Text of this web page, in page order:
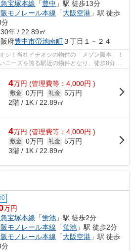
宝塚本線 「豊中 」駅 徒歩13分
モノレール本線 「大阪空港 」駅 徒歩
分
年 / 22.89㎡
府豊中市螢池南町３丁目１－２４
シ！当社イチオシの物件の「メゾン阪本」！
ニーズを誇る駅近の物件となり、徒歩8分に
ョンタイ...
4万円 (管理費等：4,000円 )
敷金 0万円 礼金 5万円
2階 / 1K / 22.89㎡
4万円 (管理費等：4,000円 )
敷金 0万円 礼金 5万円
3階 / 1K / 22.89㎡
0
万円
宝塚本線 「蛍池 」駅 徒歩2分
モノレール本線 「蛍池 」駅 徒歩2分
モノレール本線 「大阪空港 」駅 徒歩
分